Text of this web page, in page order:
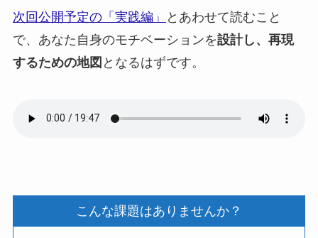
次回公開予定の「実践編」
とあわせて読むこと
で、あなた自身のモチベーションを設計し、再現
するための地図 となるはずです。
こんな課題はありませんか？